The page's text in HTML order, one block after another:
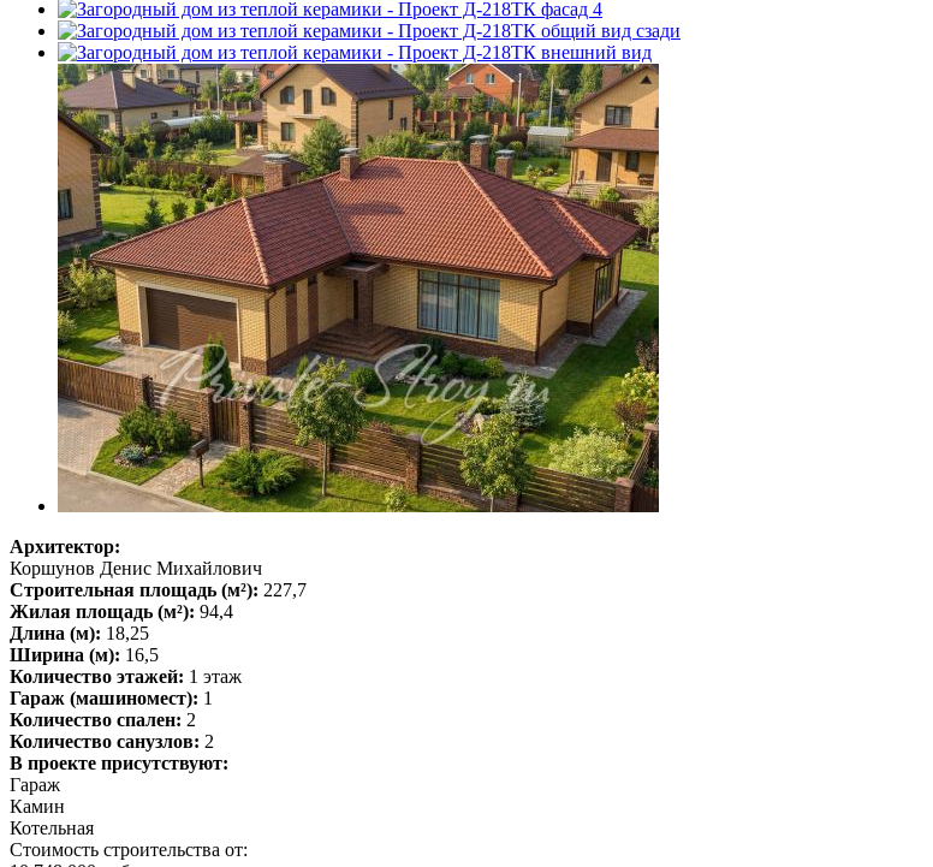
Архитектор:
Коршунов Денис Михайлович
Строительная площадь (м²): 227,7
Жилая площадь (м²): 94,4
Длина (м): 18,25
Ширина (м): 16,5
Количество этажей: 1 этаж
Гараж (машиномест): 1
Количество спален: 2
Количество санузлов: 2
В проекте присутствуют:
Гараж
Камин
Котельная
Стоимость строительства от: